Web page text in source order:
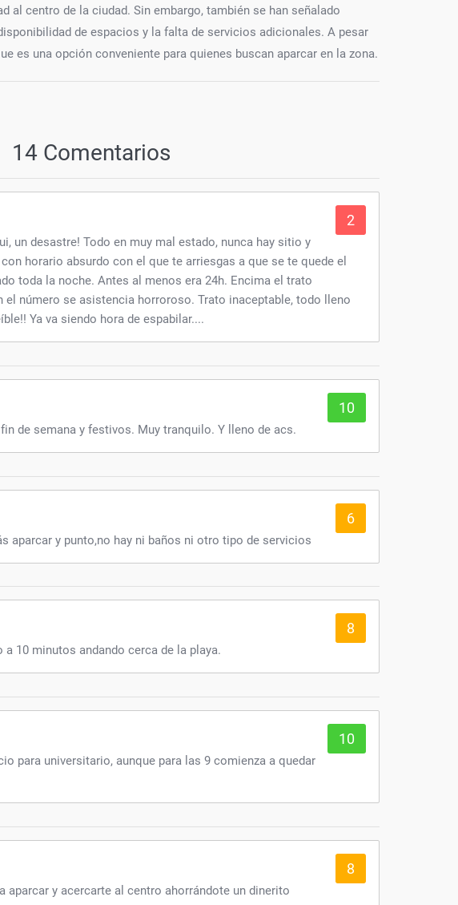
al centro de la ciudad. Sin embargo, también se han señalado
de espacios y la falta de servicios adicionales. A pesar
es una opción conveniente para quienes buscan aparcar en la zona.
14 Comentarios
2
un desastre! Todo en muy mal estado, nunca hay sitio y
horario absurdo con el que te arriesgas a que se te quede el
toda la noche. Antes al menos era 24h. Encima el trato
el número se asistencia horroroso. Trato inaceptable, todo lleno
Ya va siendo hora de espabilar....
10
de semana y festivos. Muy tranquilo. Y lleno de acs.
6
aparcar y punto,no hay ni baños ni otro tipo de servicios
8
a 10 minutos andando cerca de la playa.
10
para universitario, aunque para las 9 comienza a quedar
8
aparcar y acercarte al centro ahorrándote un dinerito